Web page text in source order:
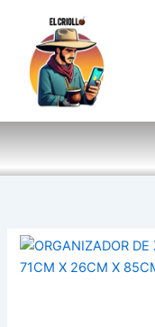
contenido
ORGANIZADOR
DE